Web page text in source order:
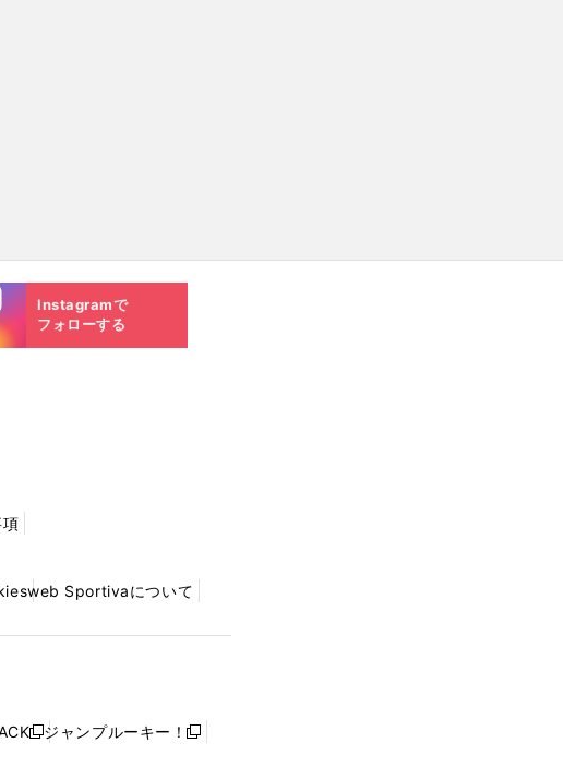
Instagramで
フォローする
web Sportivaについて
新
ジャンプルーキー！
新